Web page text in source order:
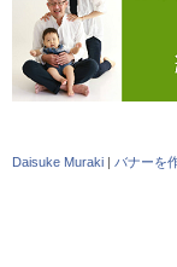
Daisuke Muraki | バナーを